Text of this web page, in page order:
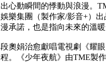
出心動瞬間的悸動與浪漫。
娛樂集團（製作家/影音+）
漫承諾，也是指向未來的溫
段奧娟治愈獻唱電視劇《耀
程。《少年夜航》由TME製